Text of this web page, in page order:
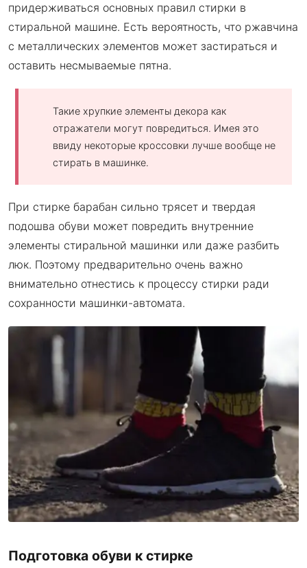
придерживаться основных правил стирки в
стиральной машине. Есть вероятность, что ржавчина
с металлических элементов может застираться и
оставить несмываемые пятна.
Такие хрупкие элементы декора как
отражатели могут повредиться. Имея это
ввиду некоторые кроссовки лучше вообще не
стирать в машинке.
При стирке барабан сильно трясет и твердая
подошва обуви может повредить внутренние
элементы стиральной машинки или даже разбить
люк. Поэтому предварительно очень важно
внимательно отнестись к процессу стирки ради
сохранности машинки-автомата.
Подготовка обуви к стирке